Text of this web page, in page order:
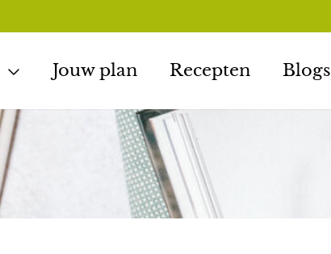
Jouw plan Recepten Blogs